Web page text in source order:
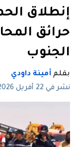
إنطلاق
حرائق
الجنوب
بقلم أمينة داودي
نشر في 22 أفريل 2026 - 13:44